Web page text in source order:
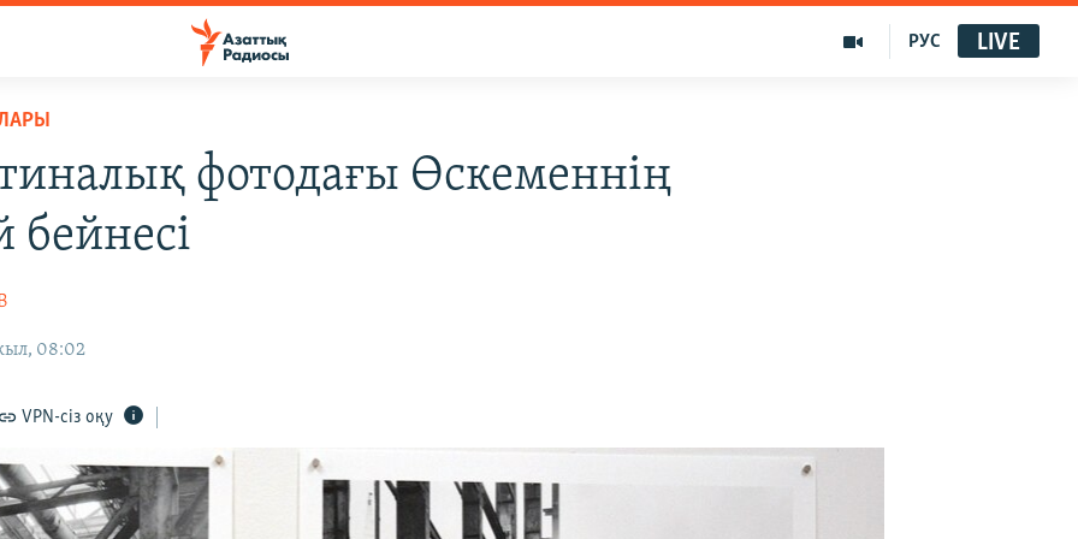
РУС LIVE
фотодағы Өскеменнің
бейнесі
08:02
VPN-сіз оқу